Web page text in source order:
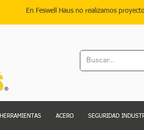
En Feswell Haus no realizamos
HERRAMIENTAS ACERO SEGURIDAD